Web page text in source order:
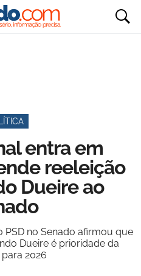
entra em
reeleição
Dueire ao
PSD no Senado afirmou que
Dueire é prioridade da
2026